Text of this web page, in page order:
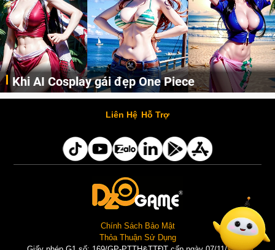
Khi AI Cosplay gái đẹp One Piece
Những cô nàng nóng bỏng Boa Hancock, Nico Robin, Nami, Yamato hay Perona được AI vẽ lại dưới hình thức Cosplay cực kỳ chuẩn chỉnh.
Liên Hệ Hỗ Trợ
Chính Sách Bảo Mật
Thỏa Thuận Sử Dụng